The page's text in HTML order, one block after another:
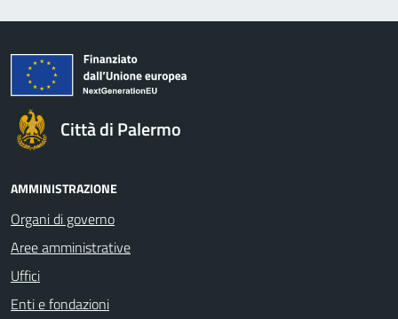
Città di Palermo
AMMINISTRAZIONE
Organi di governo
Aree amministrative
Uffici
Enti e fondazioni